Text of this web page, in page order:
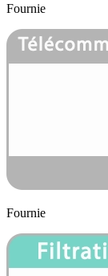
Fournie
Fournie